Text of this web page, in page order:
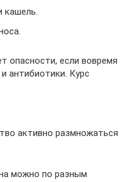
кашель.
опасности, если вовремя
антибиотики. Курс
активно размножаться
можно по разным